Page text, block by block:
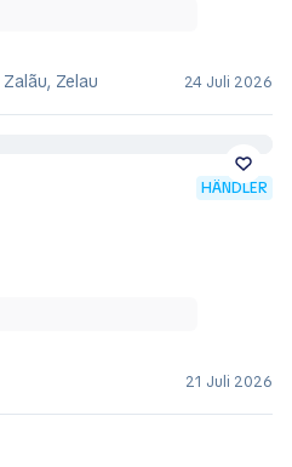
Zelau
24 Juli 2026
HÄNDLER
21 Juli 2026